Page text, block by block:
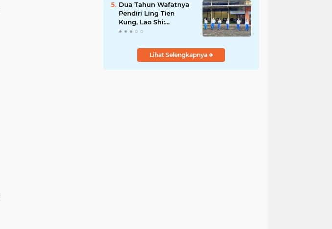
Dua Tahun Wafatnya
Pendiri Ling Tien
Kung, Lao Shi:
Amanah Harus Kita
Lihat Selengkapnya